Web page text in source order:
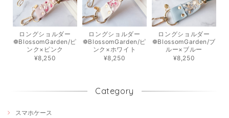
ロングショルダー
❁BlossomGarden/ピ
ンク×ピンク
¥8,250
ロングショルダー
❁BlossomGarden/ピ
ンク×ホワイト
¥8,250
ロングショルダー
❁BlossomGarden/ブ
ルー×ブルー
¥8,250
Category
スマホケース